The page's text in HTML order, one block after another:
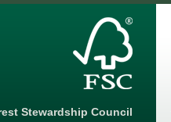
Stewardship Council